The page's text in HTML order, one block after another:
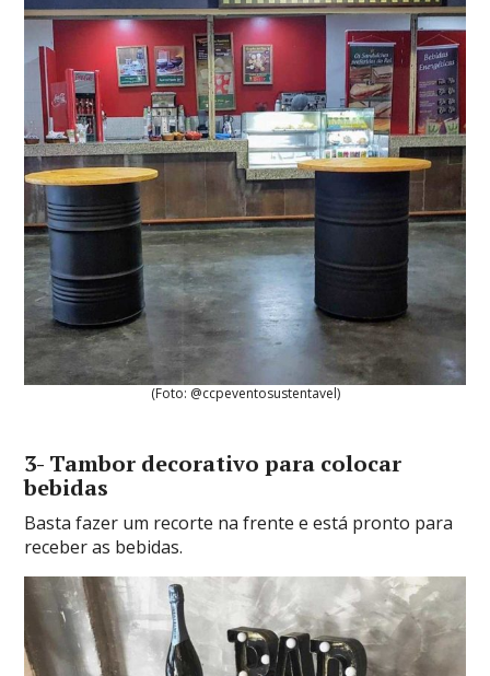
(Foto: @ccpeventosustentavel)
3- Tambor decorativo para colocar
bebidas
Basta fazer um recorte na frente e está pronto para
receber as bebidas.